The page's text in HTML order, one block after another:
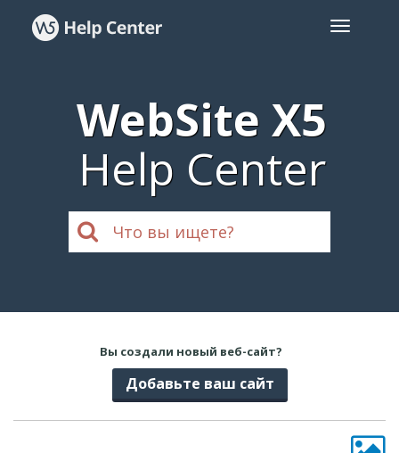
WebSite X5
Help Center
Вы создали новый веб-сайт?
Добавьте ваш сайт